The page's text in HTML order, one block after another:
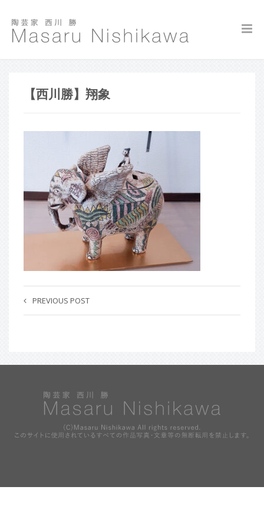
【西川勝】翔象
PREVIOUS POST